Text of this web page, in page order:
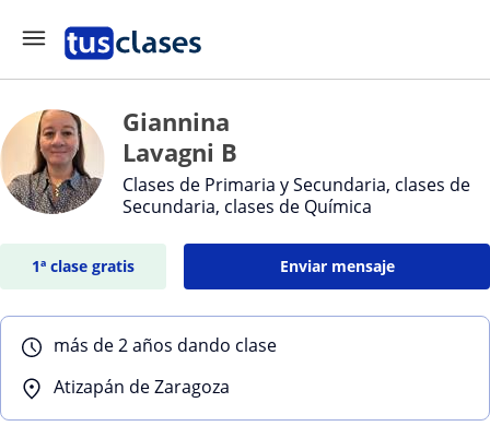
Giannina
Lavagni B
Clases de Primaria y Secundaria, clases de
Secundaria, clases de Química
1ª clase gratis Enviar mensaje
más de 2 años dando clase
Atizapán de Zaragoza